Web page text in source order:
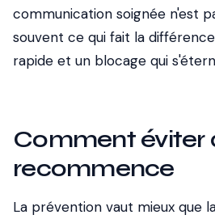
communication soignée n'est
souvent ce qui fait la
rapide et un blocage qui
Comment éviter
recommence
La prévention vaut mieux que